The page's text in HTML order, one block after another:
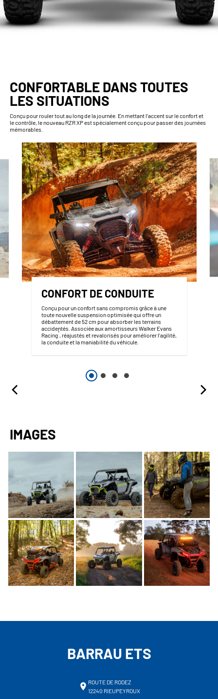
CONFORTABLE DANS TOUTES
LES SITUATIONS
Conçu pour rouler tout au long de la journée. En mettant l’accent sur le confort et
le contrôle, le nouveau RZR XP est spécialement conçu pour passer des journées
mémorables.
CONFORT DE CONDUITE
Conçu pour un confort sans compromis grâce à une
toute nouvelle suspension optimisée qui offre un
débattement de 52 cm pour absorber les terrains
accidentés. Associée aux amortisseurs Walker Evans
Racing®, réajustés et revalorisés pour améliorer l'agilité,
la conduite et la maniabilité du véhicule.
IMAGES
BARRAU ETS
ROUTE DE RODEZ
12240 RIEUPEYROUX